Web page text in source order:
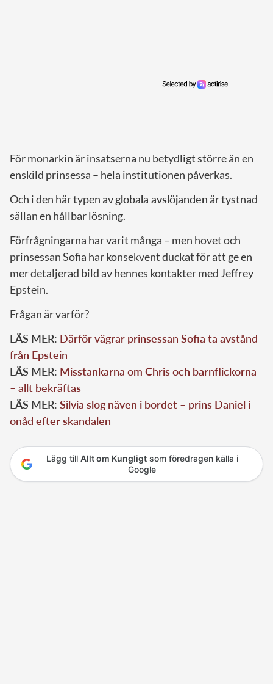
För monarkin är insatserna nu betydligt större än en
enskild prinsessa – hela institutionen påverkas.
Och i den här typen avglobala avslöjanden är tystnad
sällan en hållbar lösning.
Förfrågningarna har varit många – men hovet och
prinsessan Sofia har konsekvent duckat för att ge en
mer detaljerad bild av hennes kontakter med Jeffrey
Epstein.
Frågan är varför?
LÄS MER: Därför vägrar prinsessan Sofia ta avstånd
från Epstein
LÄS MER: Misstankarna om Chris och barnflickorna
– allt bekräftas
LÄS MER: Silvia slog näven i bordet – prins Daniel i
onåd efter skandalen
Lägg till Allt om Kungligtsom föredragen källa i
Google